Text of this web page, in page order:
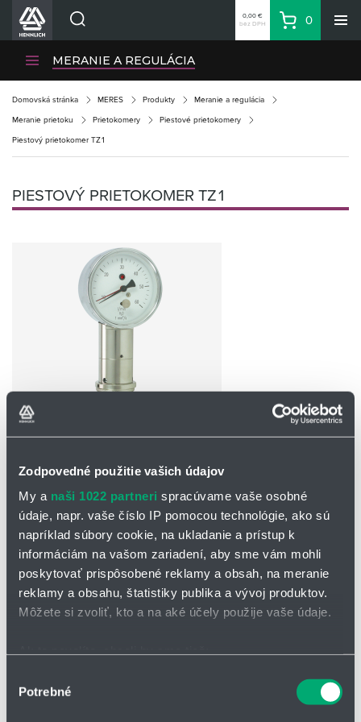
Zodpovedné použitie vašich údajov
My a naši 1022 partneri spracúvame vaše osobné
údaje, napr. vaše číslo IP pomocou technológie, ako sú
napríklad súbory cookie, na ukladanie a prístup k
informáciám na vašom zariadení, aby sme vám mohli
poskytovať prispôsobené reklamy a obsah, na meranie
reklamy a obsahu, štatistiky publika a vývoj produktov.
Môžete si zvoliť, kto a na aké účely použije vaše údaje.
polohe s presnosťou na niekoľko metrov
súhlasu
Potrebné
Divízie HENNLICH
Kariéra
Kontakty
Priemyselný park HENNLICH
Nákupný zoznam
Zone
0,00 €
bez DPH
Košík
0
MERANIE A REGULÁCIA
Domovská stránka MERES Produkty Meranie a regulácia
Meranie prietoku Prietokomery Piestové prietokomery
Piestový prietokomer TZ1
PIESTOVÝ PRIETOKOMER TZ1
OPÝTAŤ SA / ODOSLAŤ DOPYT
Na stiahnutie
Piestový prietokomer TZ1-...GR.pdf
Piestový prietokomer TZ1-...GK.pdf
mechanický prietokomer (piestový prietokomer) pre meranie
prietoku kvapalín s indikačnou ručičkou 270°